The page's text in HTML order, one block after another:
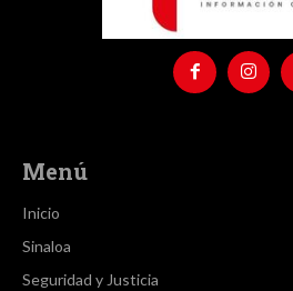
Menú
Inicio
Sinaloa
Seguridad y Justicia